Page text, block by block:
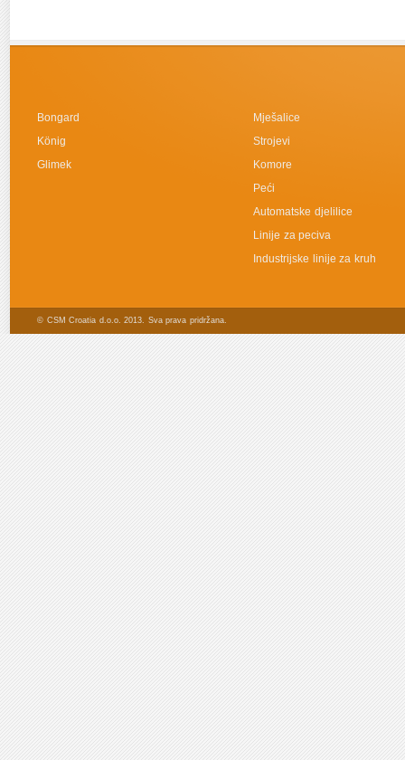
Bongard
König
Glimek
Mješalice
Strojevi
Komore
Peći
Automatske djelilice
Linije za peciva
Industrijske linije za kruh
© CSM Croatia d.o.o. 2013. Sva prava pridržana.